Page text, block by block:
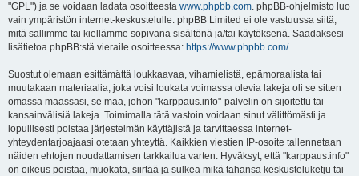
"GPL") ja se voidaan ladata osoitteesta www.phpbb.com. phpBB-ohjelmisto luo
vain ympäristön internet-keskustelulle. phpBB Limited ei ole vastuussa siitä,
mitä sallimme tai kiellämme sopivana sisältönä ja/tai käytöksenä. Saadaksesi
lisätietoa phpBB:stä vieraile osoitteessa: https://www.phpbb.com/.
Suostut olemaan esittämättä loukkaavaa, vihamielistä, epämoraalista tai
muutakaan materiaalia, joka voisi loukata voimassa olevia lakeja oli se sitten
omassa maassasi, se maa, johon "karppaus.info"-palvelin on sijoitettu tai
kansainvälisiä lakeja. Toimimalla tätä vastoin voidaan sinut välittömästi ja
lopullisesti poistaa järjestelmän käyttäjistä ja tarvittaessa internet-
yhteydentarjoajaasi otetaan yhteyttä. Kaikkien viestien IP-osoite tallennetaan
näiden ehtojen noudattamisen tarkkailua varten. Hyväksyt, että "karppaus.info"
on oikeus poistaa, muokata, siirtää ja sulkea mikä tahansa keskusteluketju tai